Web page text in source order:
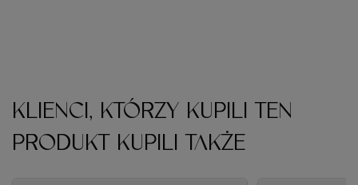
KLIENCI, KTÓRZY KUPILI TEN
PRODUKT KUPILI TAKŻE